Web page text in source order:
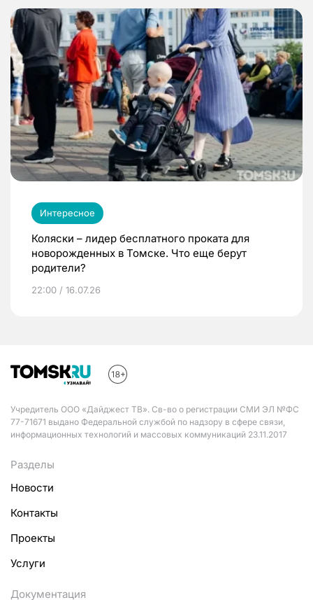
Интересное
Коляски – лидер бесплатного проката для
новорожденных в Томске. Что еще берут
родители?
22:00 / 16.07.26
Учредитель ООО «Дайджест ТВ». Св-во о регистрации СМИ ЭЛ №ФС
77-71671 выдано Федеральной службой по надзору в сфере связи,
информационных технологий и массовых коммуникаций 23.11.2017
Разделы
Новости
Контакты
Проекты
Услуги
Документация